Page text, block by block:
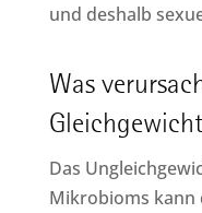
und deshalb
Was
Das
Mikrobioms kann